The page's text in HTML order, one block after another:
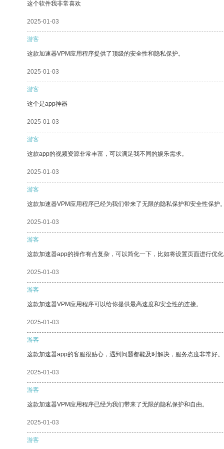
这个软件我非常喜欢
2025-01-03
游客
这款加速器VPM应用程序提供了顶级的安全性和隐私保护。
2025-01-03
游客
这个是app神器
2025-01-03
游客
这款app的视频资源非常丰富，可以满足我不同的娱乐需求。
2025-01-03
游客
这款加速器VPM应用程序已经为我们带来了无限的隐私保护和安全性保护
2025-01-03
游客
这款加速器app的操作有点复杂，可以简化一下，比如将设置页面进行优
2025-01-03
游客
这款加速器VPM应用程序可以给你提供最高速度和安全性的连接。
2025-01-03
游客
这款加速器app的客服很贴心，遇到问题都能及时解决，服务态度非常好。
2025-01-03
游客
这款加速器VPM应用程序已经为我们带来了无限的隐私保护和自由。
2025-01-03
游客